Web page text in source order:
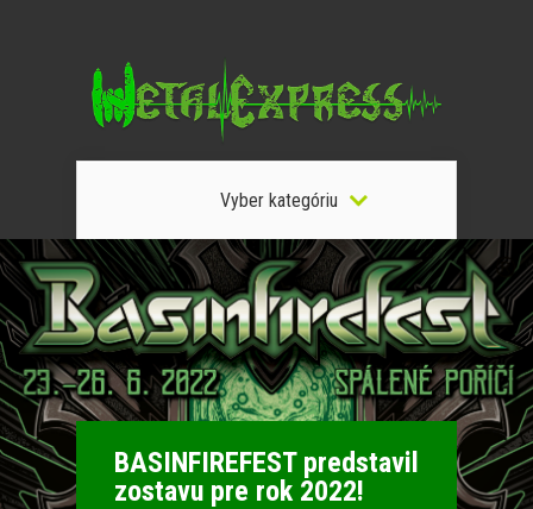
Vyber kategóriu
BASINFIREFEST predstavil
zostavu pre rok 2022!